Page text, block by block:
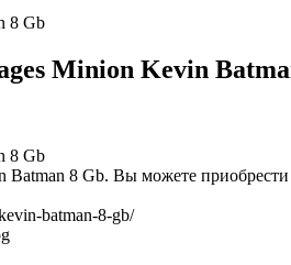
8 Gb
Minion Kevin
8 Gb
8 Gb. Вы можете
batman-8-gb/